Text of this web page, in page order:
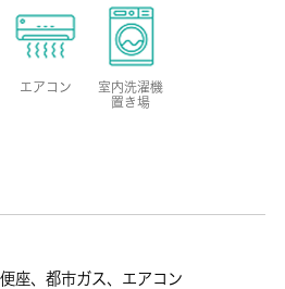
エアコン
室内洗濯機
置き場
座、 都市ガス、 エアコン